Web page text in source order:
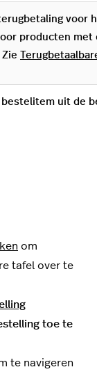
voor
producten
uit de
om
tafel over te
toe te
te navigeren